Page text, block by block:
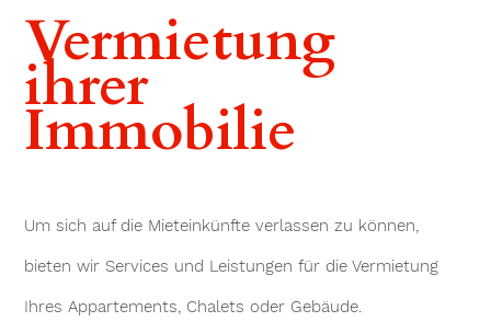
Vermietung
ihrer
Immobilie
Um sich auf die Mieteinkünfte verlassen zu können,
bieten wir Services und Leistungen für die Vermietung
Ihres Appartements, Chalets oder Gebäude.